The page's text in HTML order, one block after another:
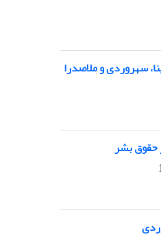
سهروردی و ملاصدرا
حقوق بشر